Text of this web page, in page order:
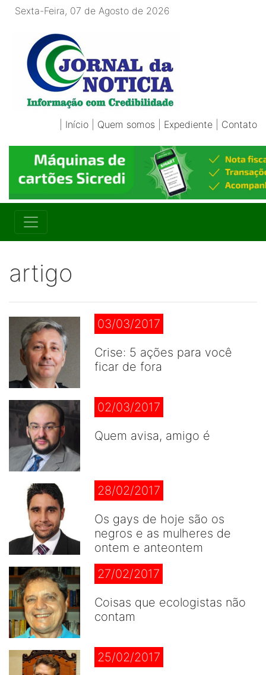
Sexta-Feira, 07 de Agosto de 2026
Início Quem somos Expediente Contato
artigo
03/03/2017
Crise: 5 ações para você
ficar de fora
02/03/2017
Quem avisa, amigo é
28/02/2017
Os gays de hoje são os
negros e as mulheres de
ontem e anteontem
27/02/2017
Coisas que ecologistas não
contam
25/02/2017